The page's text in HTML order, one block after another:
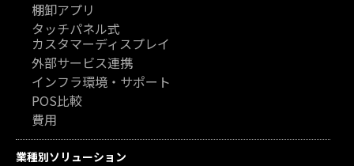
棚卸アプリ
タッチパネル式
カスタマーディスプレイ
外部サービス連携
インフラ環境・サポート
POS比較
費用
業種別ソリューション